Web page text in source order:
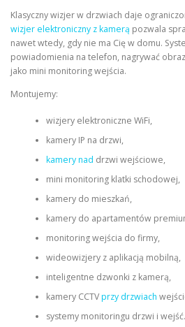
Klasyczny wizjer w drzwiach daje
wizjer elektroniczny z kamerą pozwala
nawet wtedy, gdy nie ma Cię w domu.
powiadomienia na telefon, nagrywać
jako mini monitoring wejścia.
Montujemy:
wizjery elektroniczne WiFi,
kamery IP na drzwi,
kamery nad drzwi wejściowe,
mini monitoring klatki schodowej,
kamery do mieszkań,
kamery do apartamentów
monitoring wejścia do firmy,
wideowizjery z aplikacją mobilną,
inteligentne dzwonki z kamerą,
kamery CCTVprzy drzwiach
systemy monitoringu drzwi i wejść.